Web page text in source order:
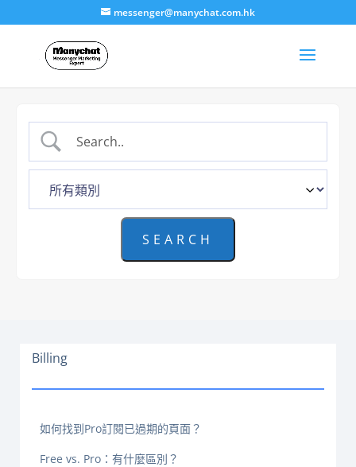
messenger@manychat.com.hk
Billing
如何找到Pro訂閱已過期的頁面？
Free vs. Pro：有什麼區別？